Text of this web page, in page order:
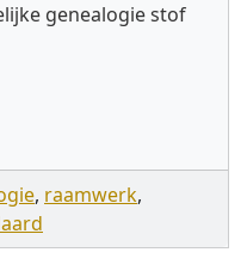
genealogie stof
, raamwerk,